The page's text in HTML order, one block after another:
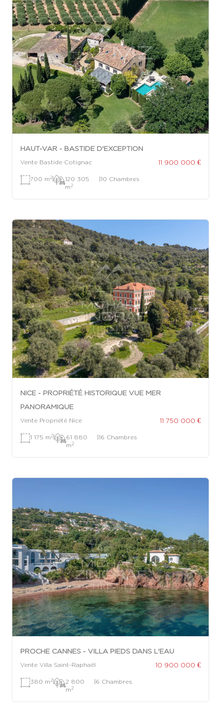
HAUT-VAR - BASTIDE D'EXCEPTION
Vente Bastide Cotignac 11 900 000 €
700 m 2|
120 305
m 2
|10 Chambres
NICE - PROPRIÉTÉ HISTORIQUE VUE MER
PANORAMIQUE
Vente Propriété Nice 11 750 000 €
1 175 m 2|
61 880
m 2
|16 Chambres
PROCHE CANNES - VILLA PIEDS DANS L'EAU
Vente Villa Saint-Raphaël 10 900 000 €
380 m 2|
2 800
m 2
|6 Chambres